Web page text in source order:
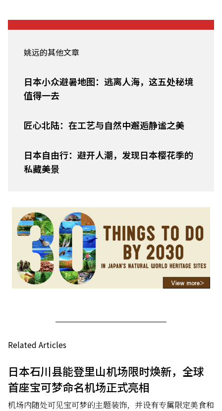
姚远的其他文章
日本小众避暑地图：逃离人海，这五处秘境
值得一去
匠心北陆：在工艺与自然中邂逅静谧之美
日本自由行：避开人潮，发现日本樱花季的
私藏美景
Related Articles
日本石川县能登里山机场限时焕新，全球
首座宝可梦命名机场正式亮相
机场内随处可见宝可梦的主题装饰，并设有专属限定美食和